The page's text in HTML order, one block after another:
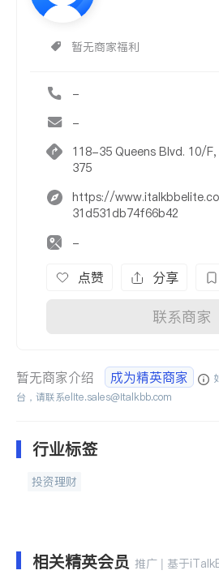
暂无商家福利
-
-
118-35 Queens Blvd. 10/F,
375
https://
31d531db74f66b42
-
点赞 分享
联系商家
暂无商家介绍 成为精英商家
台，请联系elite.sales@italkbb.com
行业标签
投资理财
相关精英会员 推广 | 基于